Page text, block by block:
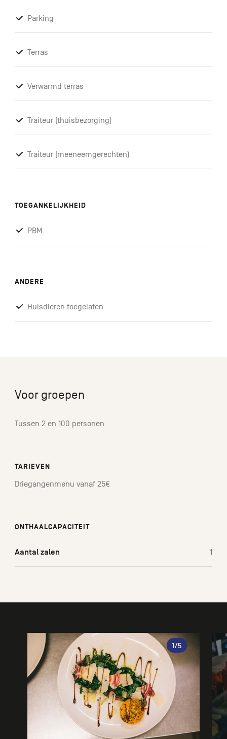
Parking
Terras
Verwarmd terras
Traiteur (thuisbezorging)
Traiteur (meeneemgerechten)
TOEGANKELIJKHEID
PBM
ANDERE
Huisdieren toegelaten
Voor groepen
Tussen 2 en 100 personen
TARIEVEN
Driegangenmenu vanaf 25€
ONTHAALCAPACITEIT
Aantal zalen 1
1/5